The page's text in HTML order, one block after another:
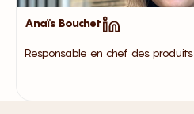
Anaïs Bouchet
Responsable en chef des produits